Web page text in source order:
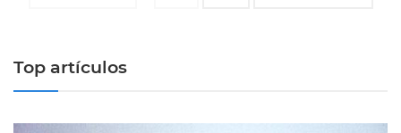
Top artículos